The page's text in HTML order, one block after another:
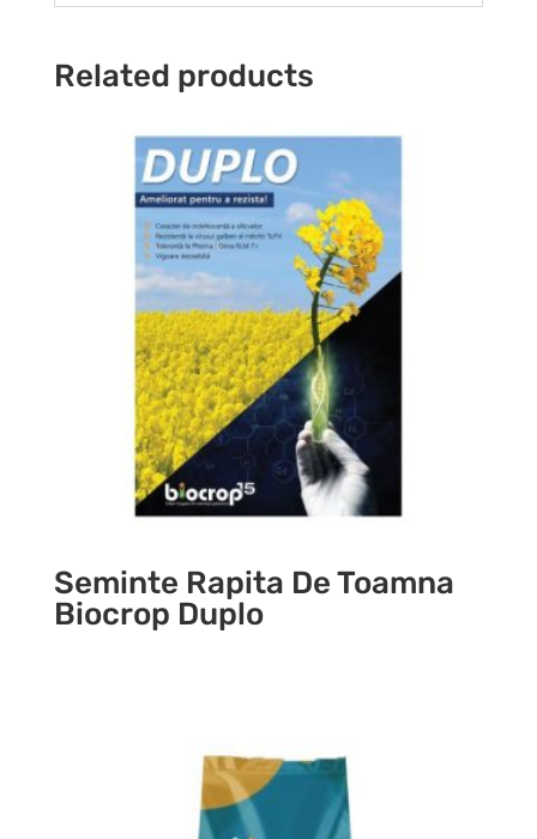
Related products
Seminte Rapita De Toamna
Biocrop Duplo